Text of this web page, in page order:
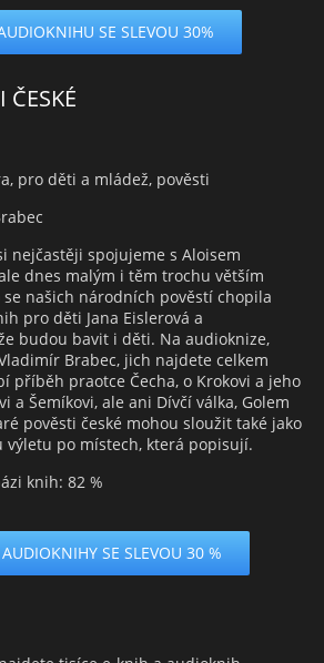
SE SLEVOU 30%
ČESKÉ
pro děti a mládež, pověsti
nejčastěji spojujeme s Aloisem
dnes malým i těm trochu větším
našich národních pověstí chopila
pro děti Jana Eislerová a
budou bavit i děti. Na audioknize,
Brabec, jich najdete celkem
příběh praotce Čecha, o Krokovi a jeho
a Šemíkovi, ale ani Dívčí válka, Golem
pověsti české mohou sloužit také jako
výletu po místech, která popisují.
knih: 82 %
SE SLEVOU 30 %